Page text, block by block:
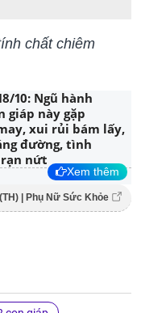
chất chiêm
10: Ngũ hành
giáp này gặp
xui rủi bám lấy,
đường, tình
nứt
Xem thêm
| Phụ Nữ Sức Khỏe